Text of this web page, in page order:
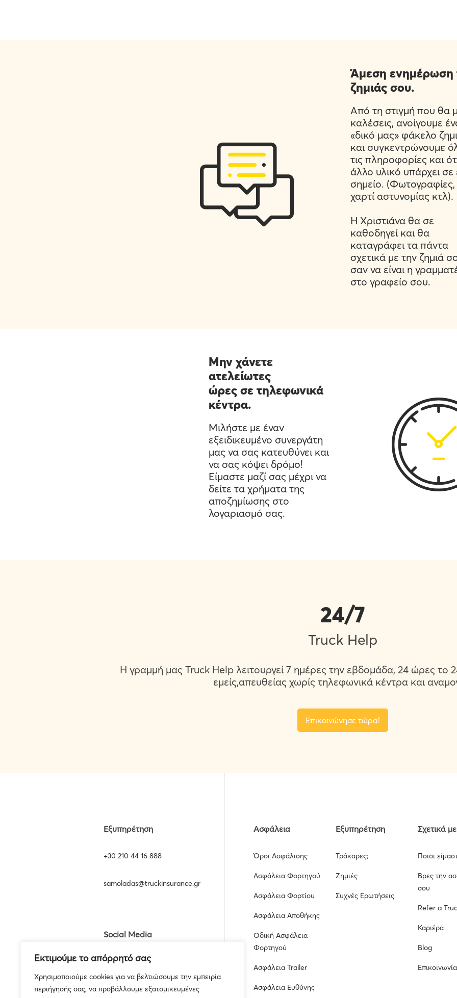
Εκτιμούμε το απόρρητό σας
Χρησιμοποιούμε cookies για να βελτιώσουμε την εμπειρία
περιήγησής σας, να προβάλλουμε εξατομικευμένες
Άμεση ενημέρωση
ζημιάς σου.
Από τη στιγμή που θα
καλέσεις, ανοίγουμε
«δικό μας» φάκελο
και συγκεντρώνουμε
τις πληροφορίες και
άλλο υλικό υπάρχει σε
σημείο. (Φωτογραφίες,
χαρτί αστυνομίας κτλ).
Η Χριστιάνα θα σε
καθοδηγεί και θα
καταγράφει τα πάντα
σχετικά με την ζημιά
σαν να είναι η
στο γραφείο σου.
Μην χάνετε
ατελείωτες
ώρες σε τηλεφωνικά
κέντρα.
Μιλήστε με έναν
εξειδικευμένο συνεργάτη
μας να σας κατευθύνει και
να σας κόψει δρόμο!
Είμαστε μαζί σας μέχρι να
δείτε τα χρήματα της
αποζημίωσης στο
λογαριασμό σας.
24/7
Truck Help
Η γραμμή μας Truck Help λειτουργεί 7 ημέρες την εβδομάδα, 24 ώρες το
εμείς,απευθείας χωρίς τηλεφωνικά κέντρα και
Επικοινώνησε τώρα!
Εξυπηρέτηση
+30 210 44 16 888
samoladas@truckinsurance.gr
Social Media
Ασφάλεια
Όροι Ασφάλισης
Ασφάλεια Φορτηγού
Ασφάλεια Φορτίου
Ασφάλεια Αποθήκης
Οδική Ασφάλεια
Φορτηγού
Ασφάλεια Trailer
Ασφάλεια Ευθύνης
Εξυπηρέτηση
Τράκαρες;
Ζημιές
Συχνές Ερωτήσεις
Σχετικά
Ποιοι
Βρες την
σου
Refer a
Καριέρα
Blog
Επικοινωνία